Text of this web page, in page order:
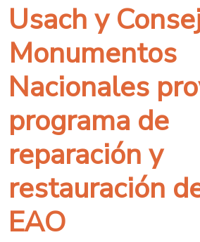
Usach y
Monumentos
Nacionales
programa de
reparación y
restauración
EAO